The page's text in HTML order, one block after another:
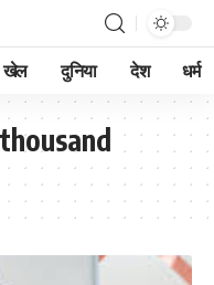
खेल दुनिया देश धर्म